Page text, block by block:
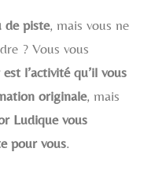
de piste, mais vous ne
? Vous vous
l’activité qu’il vous
originale, mais
Ludique vous
pour vous.